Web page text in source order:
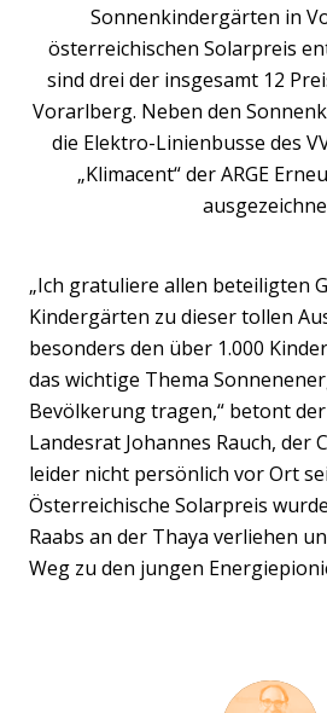
Sonnenkindergärten in
österreichischen Solarpreis
sind drei der insgesamt 12
Vorarlberg. Neben den
die Elektro-Linienbusse des
„Klimacent“ der ARGE
„Ich gratuliere allen beteiligten
Kindergärten zu dieser tollen
besonders den über 1.000
das wichtige Thema
Bevölkerung tragen,“ betont
Landesrat Johannes Rauch, der
leider nicht persönlich vor Ort
Österreichische Solarpreis
Raabs an der Thaya verliehen
Weg zu den jungen